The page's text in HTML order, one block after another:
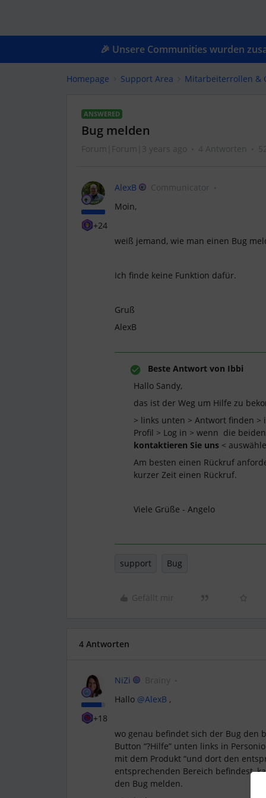
🎉 Unsere Communities wurden
Homepage Support Area Mitarbeiterrollen &
ANSWERED
Bug melden
Forum|Forum|3 years ago 4 Antworten
+24
AlexB
Communicator
Moin,
weiß jemand, wie man einen Bug
Ich finde keine Funktion dafür.
Gruß
AlexB
Beste Antwort von Ibbi
Hallo Sandy,
das ist der Weg um Hilfe zu
> links unten > Antwort finden
Profil > Log in > wenn die
kontaktieren Sie uns <
Am besten einen Rückruf
kurzer Zeit einen Rückruf.
Viele Grüße - Angelo
support Bug
Gefällt mir
4 Antworten
+18
NiZi Brainy
Hallo @AlexB ,
wo genau befindet sich der Bug den
Button “?Hilfe” unten links in
mit dem Produkt “und dort den
entsprechenden Bereich befindest,
den Bug melden.